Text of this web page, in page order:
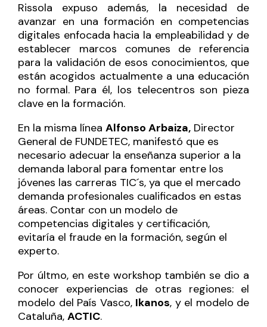
Rissola expuso además, la necesidad de
avanzar en una formación en competencias
digitales enfocada hacia la empleabilidad y de
establecer marcos comunes de referencia
para la validación de esos conocimientos, que
están acogidos actualmente a una educación
no formal. Para él, los telecentros son pieza
clave en la formación.
En la misma línea Alfonso Arbaiza, Director
General de FUNDETEC, manifestó que es
necesario adecuar la enseñanza superior a la
demanda laboral para fomentar entre los
jóvenes las carreras TIC´s, ya que el mercado
demanda profesionales cualificados en estas
áreas. Contar con un modelo de
competencias digitales y certificación,
evitaría el fraude en la formación, según el
experto.
Por últmo, en este workshop también se dio a
conocer experiencias de otras regiones: el
modelo del País Vasco, Ikanos, y el modelo de
Cataluña, ACTIC.